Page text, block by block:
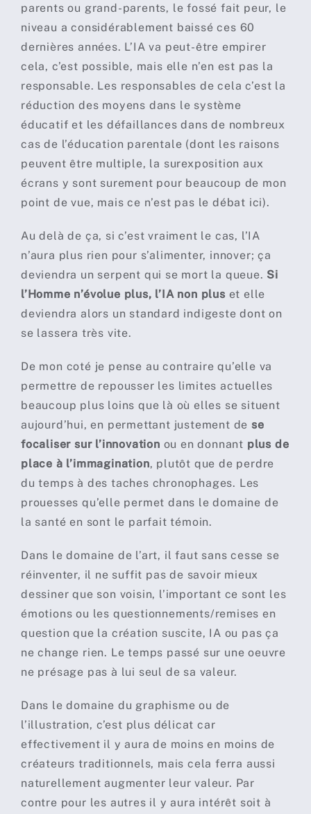
parents ou grand-parents, le fossé fait peur, le
niveau a considérablement baissé ces 60
dernières années. L’IA va peut-être empirer
cela, c’est possible, mais elle n’en est pas la
responsable. Les responsables de cela c’est la
réduction des moyens dans le système
éducatif et les défaillances dans de nombreux
cas de l’éducation parentale (dont les raisons
peuvent être multiple, la surexposition aux
écrans y sont surement pour beaucoup de mon
point de vue, mais ce n’est pas le débat ici).
Au delà de ça, si c’est vraiment le cas, l’IA
n’aura plus rien pour s’alimenter, innover; ça
deviendra un serpent qui se mort la queue. Si
l’Homme n’évolue plus, l’IA non plus et elle
deviendra alors un standard indigeste dont on
se lassera très vite.
De mon coté je pense au contraire qu’elle va
permettre de repousser les limites actuelles
beaucoup plus loins que là où elles se situent
aujourd’hui, en permettant justement de se
focaliser sur l’innovation ou en donnant plus de
place à l’immagination, plutôt que de perdre
du temps à des taches chronophages. Les
prouesses qu’elle permet dans le domaine de
la santé en sont le parfait témoin.
Dans le domaine de l’art, il faut sans cesse se
réinventer, il ne suffit pas de savoir mieux
dessiner que son voisin, l’important ce sont les
émotions ou les questionnements/remises en
question que la création suscite, IA ou pas ça
ne change rien. Le temps passé sur une oeuvre
ne présage pas à lui seul de sa valeur.
Dans le domaine du graphisme ou de
l’illustration, c’est plus délicat car
effectivement il y aura de moins en moins de
créateurs traditionnels, mais cela ferra aussi
naturellement augmenter leur valeur. Par
contre pour les autres il y aura intérêt soit à